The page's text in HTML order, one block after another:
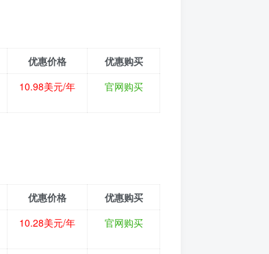
优惠价格
优惠购买
10.98美元/年 官网购买
优惠价格
优惠购买
10.28美元/年 官网购买